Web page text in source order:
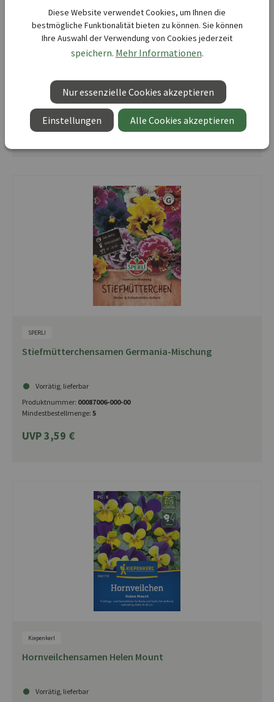
SPERLI
Stiefmütterchensamen Prachtmischung
Vorrätig, lieferbar
Produktnummer: 00086993-000-00
Mindestbestellmenge:5
UVP 0,99 €
SPERLI
Stiefmütterchensamen Germania-Mischung
Vorrätig, lieferbar
Produktnummer: 00087006-000-00
Mindestbestellmenge: 5
UVP 3,59 €
Kiepenkerl
Hornveilchensamen Helen Mount
Vorrätig, lieferbar
Diese Website verwendet Cookies, um Ihnen die
bestmögliche Funktionalität bieten zu können. Sie können
Ihre Auswahl der Verwendung von Cookies jederzeit
speichern. Mehr Informationen.
Nur essenzielle Cookies akzeptieren
Einstellungen Alle Cookies akzeptieren